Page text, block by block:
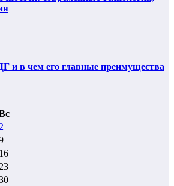
и в чем его главные преимущества
2
16
23